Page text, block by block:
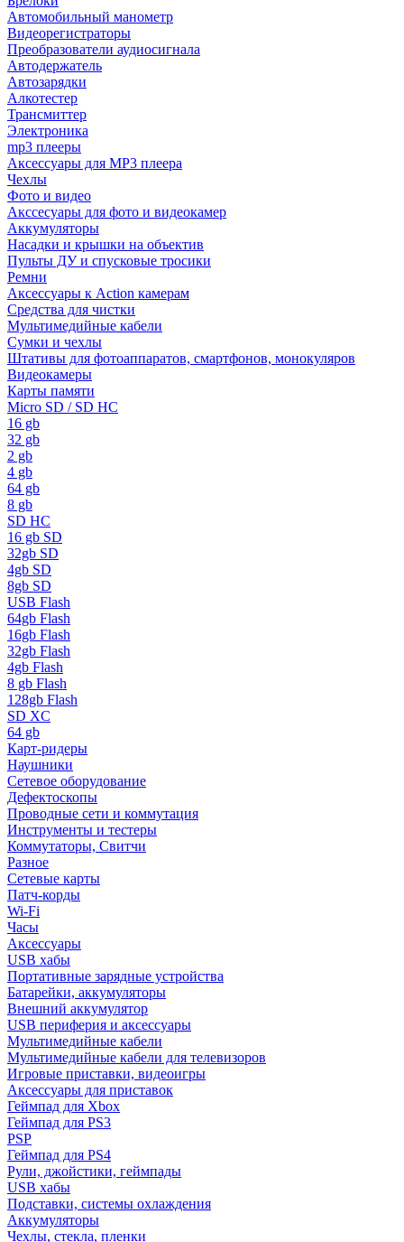
Автомобильный манометр
Видеорегистраторы
Преобразователи аудиосигнала
Автодержатель
Автозарядки
Алкотестер
Трансмиттер
Электроника
mp3 плееры
Аксессуары для MP3 плеера
Чехлы
Фото и видео
Акссесуары для фото и видеокамер
Аккумуляторы
Насадки и крышки на объектив
Пульты ДУ и спусковые тросики
Ремни
Аксессуары к Action камерам
Средства для чистки
Мультимедийные кабели
Сумки и чехлы
Штативы для фотоаппаратов, смартфонов, монокуляров
Видеокамеры
Карты памяти
Micro SD / SD HC
16 gb
32 gb
2 gb
4 gb
64 gb
8 gb
SD HC
16 gb SD
32gb SD
4gb SD
8gb SD
USB Flash
64gb Flash
16gb Flash
32gb Flash
4gb Flash
8 gb Flash
128gb Flash
SD XC
64 gb
Карт-ридеры
Наушники
Сетевое оборудование
Дефектоскопы
Проводные сети и коммутация
Инструменты и тестеры
Коммутаторы, Свитчи
Разное
Сетевые карты
Патч-корды
Wi-Fi
Часы
Аксессуары
USB хабы
Портативные зарядные устройства
Батарейки, аккумуляторы
Внешний аккумулятор
USB периферия и аксессуары
Мультимедийные кабели
Мультимедийные кабели для телевизоров
Игровые приставки, видеоигры
Аксессуары для приставок
Геймпад для Xbox
Геймпад для PS3
PSP
Геймпад для PS4
Рули, джойстики, геймпады
USB хабы
Подставки, системы охлаждения
Аккумуляторы
Чехлы, стекла, пленки